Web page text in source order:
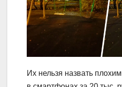
Их нельзя назвать